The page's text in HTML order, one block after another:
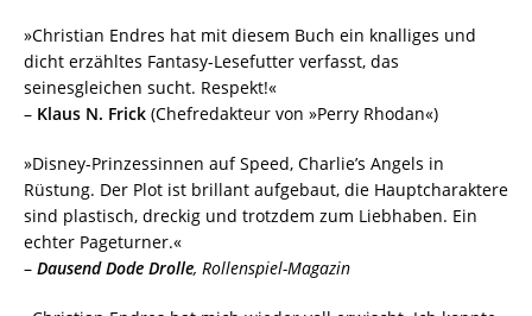
»Christian Endres hat mit diesem Buch ein knalliges und
dicht erzähltes Fantasy-Lesefutter verfasst, das
seinesgleichen sucht. Respekt!«
– Klaus N. Frick (Chefredakteur von »Perry Rhodan«)
»Disney-Prinzessinnen auf Speed, Charlie’s Angels in
Rüstung. Der Plot ist brillant aufgebaut, die Hauptcharaktere
sind plastisch, dreckig und trotzdem zum Liebhaben. Ein
echter Pageturner.«
– Dausend Dode Drolle, Rollenspiel-Magazin